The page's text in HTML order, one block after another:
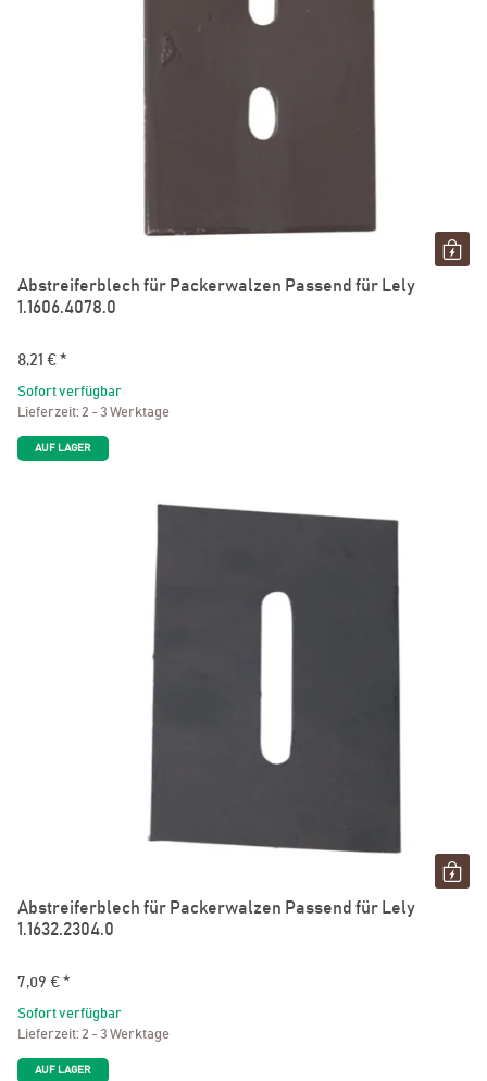
Abstreiferblech für Packerwalzen Passend für Lely
1.1606.4078.0
8,21 € *
Sofort verfügbar
Lieferzeit: 2 - 3 Werktage
AUF LAGER
Abstreiferblech für Packerwalzen Passend für Lely
1.1632.2304.0
7,09 € *
Sofort verfügbar
Lieferzeit: 2 - 3 Werktage
AUF LAGER